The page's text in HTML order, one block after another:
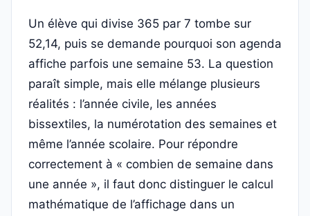
Un élève qui divise 365 par 7 tombe sur
52,14, puis se demande pourquoi son agenda
affiche parfois une semaine 53. La question
paraît simple, mais elle mélange plusieurs
réalités : l’année civile, les années
bissextiles, la numérotation des semaines et
même l’année scolaire. Pour répondre
correctement à « combien de semaine dans
une année », il faut donc distinguer le calcul
mathématique de l’affichage dans un